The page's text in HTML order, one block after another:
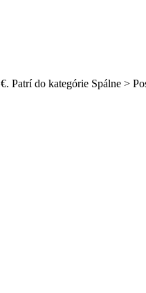
Patrí do kategórie Spálne >